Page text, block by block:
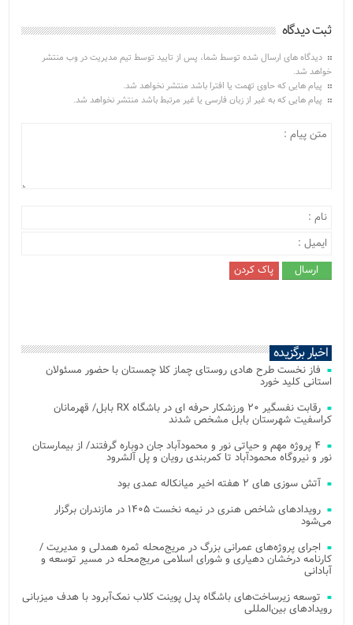
ثبت دیدگاه
دیدگاه های ارسال شده توسط شما، پس از تایید توسط تیم مدیریت در وب منتشر
خواهد شد.
پیام هایی که حاوی تهمت یا افترا باشد منتشر نخواهد شد.
پیام هایی که به غیر از زبان فارسی یا غیر مرتبط باشد منتشر نخواهد شد.
اخبار برگزیده
فاز نخست طرح هادی روستای چماز کلا چمستان با حضور مسئولان
استانی کلید خورد
رقابت نفسگیر ۲۰ ورزشکار حرفه ای در باشگاه RX بابل/ قهرمانان
کراسفیت شهرستان بابل مشخص شدند
۴ پروژه مهم و حیاتی نور و محمودآباد جان دوباره گرفتند/ از بیمارستان
نور و نیروگاه محمودآباد تا کمربندی رویان و پل آلشرود
آتش‌ سوزی‌ های ۲ هفته اخیر میانکاله عمدی بود
رویدادهای شاخص هنری در نیمه نخست ۱۴۰۵ در مازندران برگزار
می‌شود
اجرای پروژه‌های عمرانی بزرگ در مریج‌محله ثمره همدلی و مدیریت /
کارنامه درخشان دهیاری و شورای اسلامی مریج‌محله در مسیر توسعه و
آبادانی
توسعه زیرساخت‌های باشگاه پدل پوینت کلاب نمک‌آبرود با هدف میزبانی
رویدادهای بین‌المللی